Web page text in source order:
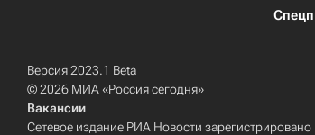
Версия 2023.1 Beta
© 2026 МИА «Россия сегодня»
Вакансии
Сетевое издание РИА Новости зарегистрировано